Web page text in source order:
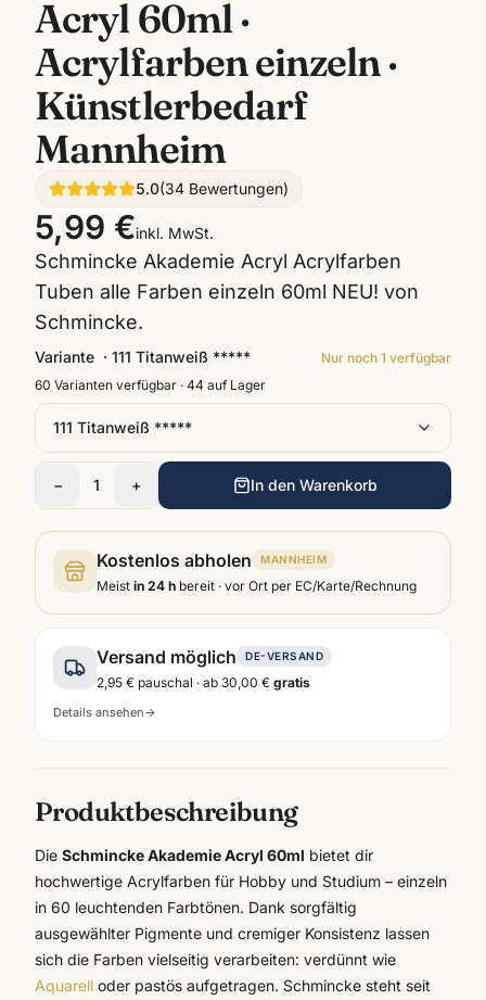
Acryl 60ml ·
Acrylfarben einzeln ·
Künstlerbedarf
Mannheim
5.0(34 Bewertungen)
5,99 €inkl. MwSt.
Schmincke Akademie Acryl Acrylfarben
Tuben alle Farben einzeln 60ml NEU! von
Schmincke.
Variante · 111 Titanweiß ***** Nur noch 1 verfügbar
60 Varianten verfügbar · 44 auf Lager
111 Titanweiß *****
− 1 + In den Warenkorb
Kostenlos abholen MANNHEIM
Meist in 24 h bereit · vor Ort per EC/Karte/Rechnung
Versand möglich DE-VERSAND
2,95 € pauschal · ab 30,00 € gratis
Details ansehen→
Produktbeschreibung
Die Schmincke Akademie Acryl 60ml bietet dir
hochwertige Acrylfarben für Hobby und Studium – einzeln
in 60 leuchtenden Farbtönen. Dank sorgfältig
ausgewählter Pigmente und cremiger Konsistenz lassen
sich die Farben vielseitig verarbeiten: verdünnt wie
Aquarell oder pastös aufgetragen. Schmincke steht seit